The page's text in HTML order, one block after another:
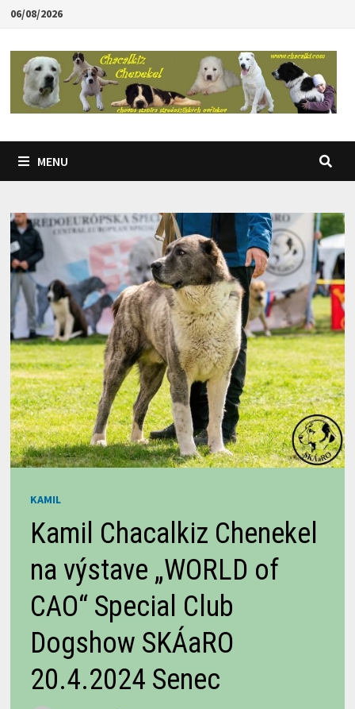
Skip
content
06/08/2026
MENU
KAMIL
Kamil Chacalkiz Chenekel
na výstave „WORLD of
CAO“ Special Club
Dogshow SKÁaRO
20.4.2024 Senec